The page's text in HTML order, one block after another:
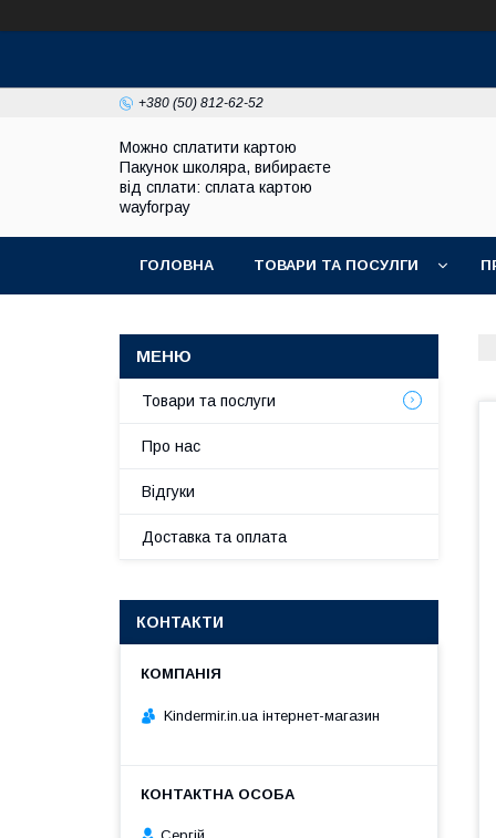
+380 (50) 812-62-52
Можно сплатити картою
Пакунок школяра, вибираєте
від сплати: сплата картою
wayforpay
ГОЛОВНА ТОВАРИ ТА ПОСУЛГИ
Товари та послуги
Про нас
Відгуки
Доставка та оплата
КОНТАКТИ
Kindermir.in.ua інтернет-магазин